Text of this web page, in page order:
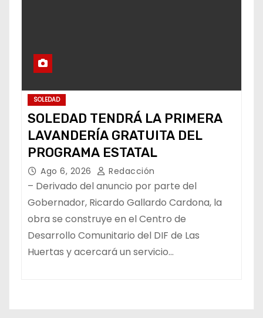
SOLEDAD
SOLEDAD TENDRÁ LA PRIMERA
LAVANDERÍA GRATUITA DEL
PROGRAMA ESTATAL
Ago 6, 2026 Redacción
– Derivado del anuncio por parte del
Gobernador, Ricardo Gallardo Cardona, la
obra se construye en el Centro de
Desarrollo Comunitario del DIF de Las
Huertas y acercará un servicio…